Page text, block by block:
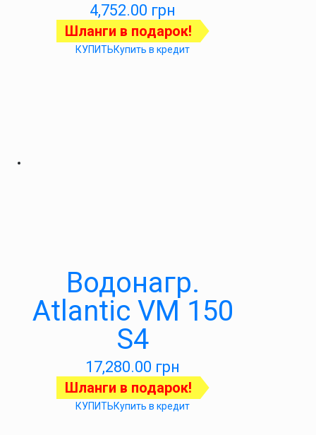
4,752.00 грн
Шланги в подарок!
КУПИТЬКупить в кредит
Водонагр.
Atlantic VM 150
S4
17,280.00 грн
Шланги в подарок!
КУПИТЬКупить в кредит